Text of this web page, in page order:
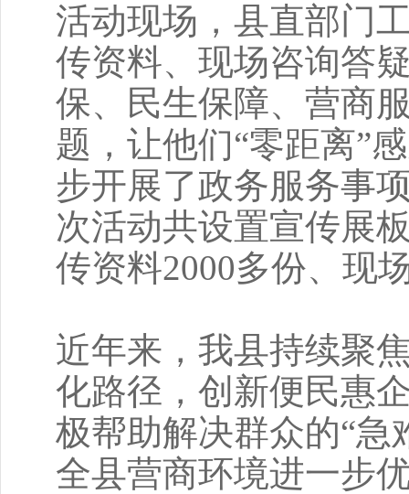
活动现场，县直部门
传资料、现场咨询答
保、民生保障、营商
题，让他们“零距离”
步开展了政务服务事
次活动共设置宣传展
传资料2000多份、现
近年来，我县持续聚
化路径，创新便民惠
极帮助解决群众的“急
全县营商环境进一步